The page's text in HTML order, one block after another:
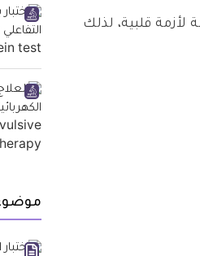
قلبية، لذلك